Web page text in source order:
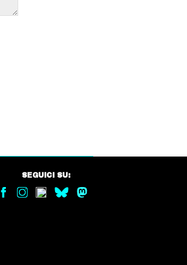
SEGUICI SU: